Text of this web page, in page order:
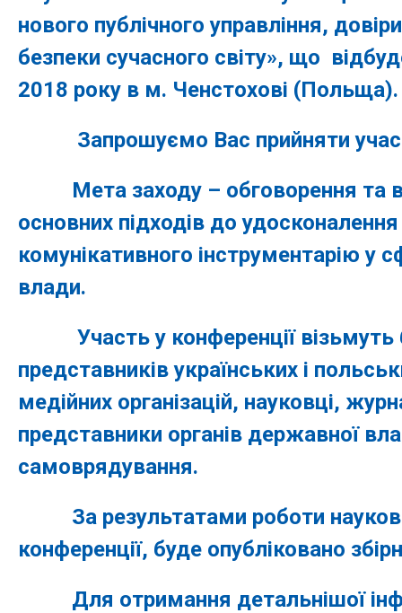
нового публічного управління,
безпеки сучасного світу», що
2018 року в м. Ченстохові (Польща).
Запрошуємо Вас прийняти
Мета заходу – обговорення та
основних підходів до
комунікативного інструментарію у
влади.
Участь у конференції візьмуть
представників українських і
медійних організацій, науковці,
представники органів державної
самоврядування.
За результатами роботи
конференції, буде опубліковано
Для отримання детальнішої